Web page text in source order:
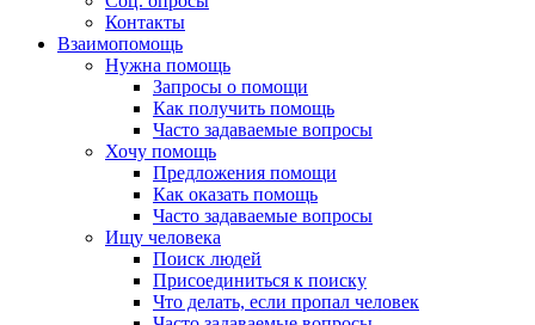
Контакты
Взаимопомощь
Нужна помощь
Запросы о помощи
Как получить помощь
Часто задаваемые вопросы
Хочу помощь
Предложения помощи
Как оказать помощь
Часто задаваемые вопросы
Ищу человека
Поиск людей
Присоединиться к поиску
Что делать, если пропал человек